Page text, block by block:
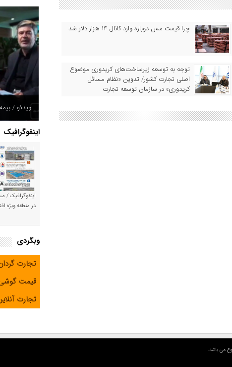
چرا قیمت مس دوباره وارد کانال ۱۴ هزار دلار شد
توجه به توسعه زیرساخت‌های کریدوری موضوع
اصلی تجارت کشور/ تدوین «نظام مسائل
کریدوری» در سازمان توسعه تجارت
ویدئو /
حمله
انفجارهای
اینفوگرافیک
اینفوگرافیک /
در منطقه ویژه
وبگردی
تجارت
قیمت
تجارت
می باشد.